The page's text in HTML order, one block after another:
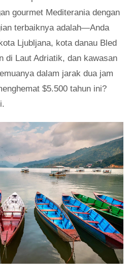
gourmet Mediterania dengan
terbaiknya adalah—Anda
Ljubljana, kota danau Bled
di Laut Adriatik, dan kawasan
dalam jarak dua jam
$5.500 tahun ini?